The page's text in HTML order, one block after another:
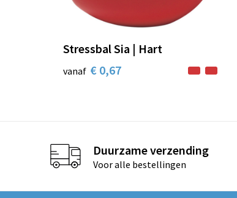
Stressbal Sia | Hart
vanaf € 0,67
Duurzame verzending
Voor alle bestellingen